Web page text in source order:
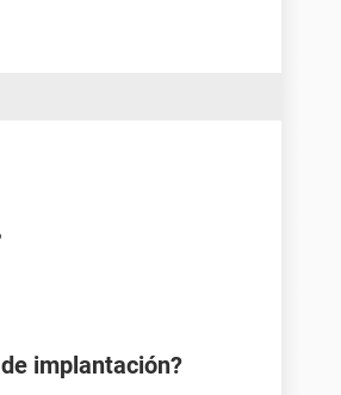
implantación?